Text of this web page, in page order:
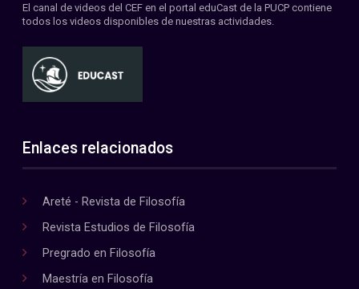
El canal de videos del CEF en el portal eduCast de la PUCP contiene
todos los videos disponibles de nuestras actividades.
Enlaces relacionados
Areté - Revista de Filosofía
Revista Estudios de Filosofía
Pregrado en Filosofía
Maestría en Filosofía